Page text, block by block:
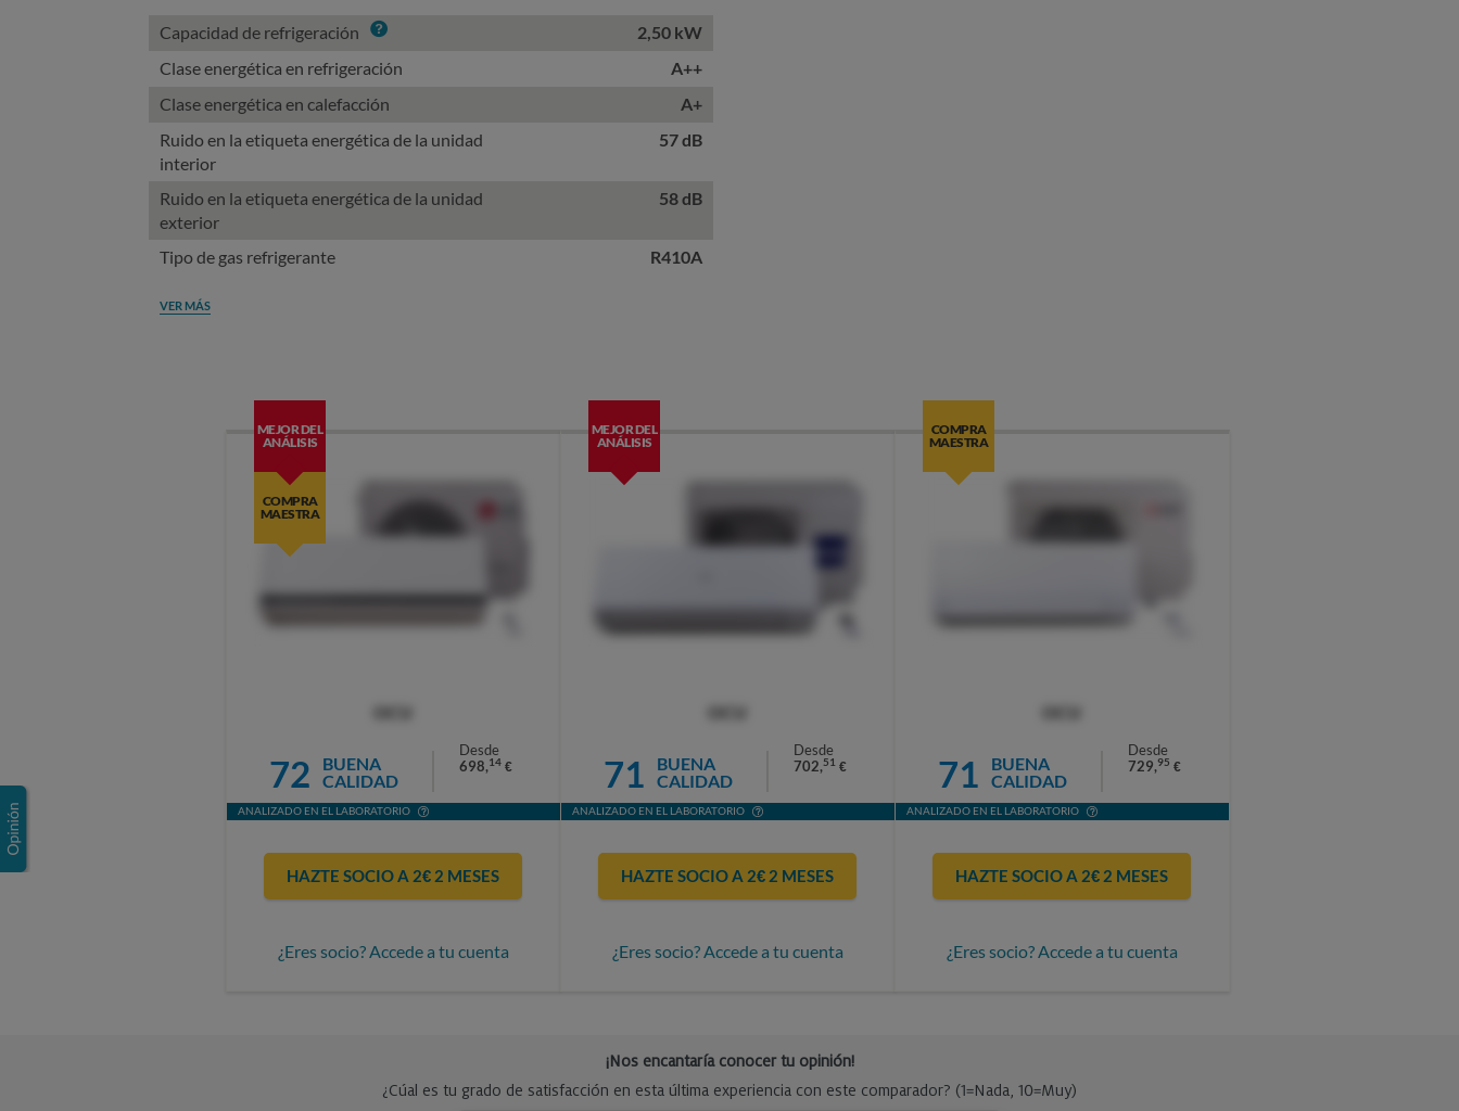
Capacidad de refrigeración Info
2,50 kW
Clase energética en refrigeración
A++
Clase energética en calefacción
A+
Ruido en la etiqueta energética de la unidad
interior
57 dB
Ruido en la etiqueta energética de la unidad
exterior
58 dB
Tipo de gas refrigerante R410A
VER MÁS
MEJOR DEL
ANÁLISIS
COMPRA
MAESTRA
72
BUENA
CALIDAD
Desde
698,14 €
ANALIZADO EN EL LABORATORIO
HAZTE SOCIO A 2€ 2 MESES
¿Eres socio? Accede a tu cuenta
MEJOR DEL
ANÁLISIS
71
BUENA
CALIDAD
Desde
702,51 €
ANALIZADO EN EL LABORATORIO
HAZTE SOCIO A 2€ 2 MESES
¿Eres socio? Accede a tu cuenta
COMPRA
MAESTRA
71
BUENA
CALIDAD
Desde
729,95 €
ANALIZADO EN EL LABORATORIO
HAZTE SOCIO A 2€ 2 MESES
¿Eres socio? Accede a tu cuenta